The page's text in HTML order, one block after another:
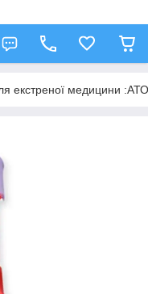
екстреної медицини